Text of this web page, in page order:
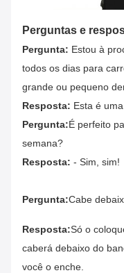
Perguntas e
Pergunta: Estou à
todos os dias para
grande ou pequeno
Resposta: Esta é
Pergunta:É perfeito
semana?
Resposta: - Sim, sim!
Pergunta:Cabe
Resposta:Só o
caberá debaixo do
você o enche.